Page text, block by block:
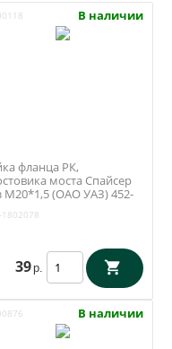
В наличии
фланца РК,
моста Спайсер
М20*1,5 (ОАО УАЗ) 452-
1802078
39 р.
В наличии